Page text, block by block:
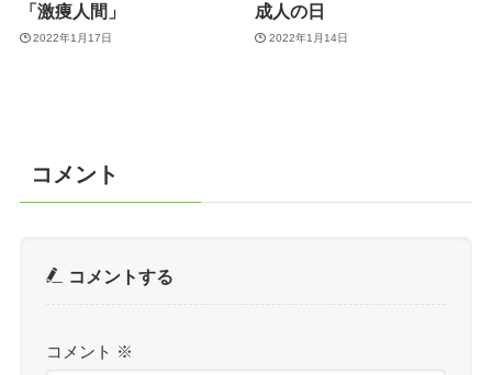
「激痩人間」
2022年1月17日
成人の日
2022年1月14日
コメント
コメントする
コメント ※